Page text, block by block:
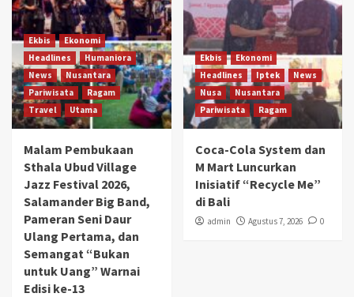
Ekbis
Ekonomi
Headlines
Humaniora
News
Nusantara
Pariwisata
Ragam
Travel
Utama
Malam Pembukaan
Sthala Ubud Village
Jazz Festival 2026,
Salamander Big Band,
Pameran Seni Daur
Ulang Pertama, dan
Semangat “Bukan
untuk Uang” Warnai
Edisi ke-13
Ekbis
Ekonomi
Headlines
Iptek
News
Nusa
Nusantara
Pariwisata
Ragam
Coca-Cola System dan
M Mart Luncurkan
Inisiatif “Recycle Me”
di Bali
admin Agustus 7, 2026 0